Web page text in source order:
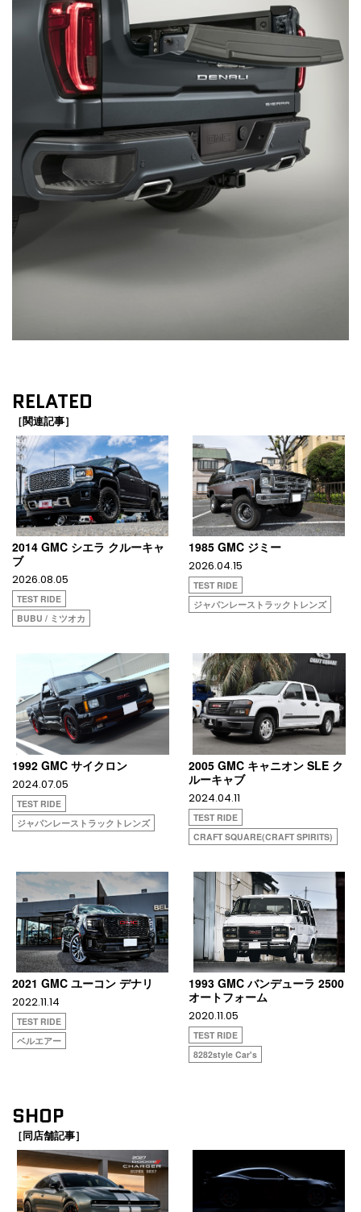
RELATED
［関連記事］
2014 GMC シエラ クルーキャ
ブ
2026.08.05
TEST RIDE
BUBU / ミツオカ
1985 GMC ジミー
2026.04.15
TEST RIDE
ジャパンレーストラックトレンズ
1992 GMC サイクロン
2024.07.05
TEST RIDE
ジャパンレーストラックトレンズ
2005 GMC キャニオン SLE ク
ルーキャブ
2024.04.11
TEST RIDE
CRAFT SQUARE(CRAFT SPIRITS)
2021 GMC ユーコン デナリ
2022.11.14
TEST RIDE
ベルエアー
1993 GMC バンデューラ 2500
オートフォーム
2020.11.05
TEST RIDE
8282style Car's
SHOP
［同店舗記事］